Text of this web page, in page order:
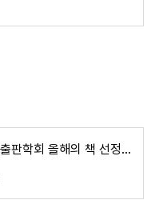
〈지역출판으로…〉 출판학회 올해의 책 선정 - 경남도민일보